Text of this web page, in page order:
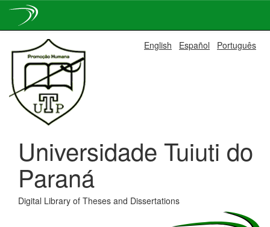
navigation
English Español Português
Universidade Tuiuti do
Paraná
Digital Library of Theses and Dissertations